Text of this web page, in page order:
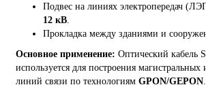
Подвес на линиях электропередач
12 кВ
Прокладка между зданиями и
Основное применение: Оптический кабель
используется для построения магистральных
линий связи по технологиям GPON/GEPON